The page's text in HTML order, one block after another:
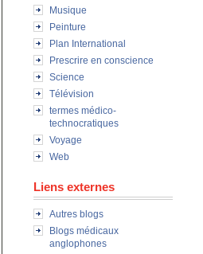
Musique
Peinture
Plan International
Prescrire en conscience
Science
Télévision
termes médico-
technocratiques
Voyage
Web
Liens externes
Autres blogs
Blogs médicaux
anglophones